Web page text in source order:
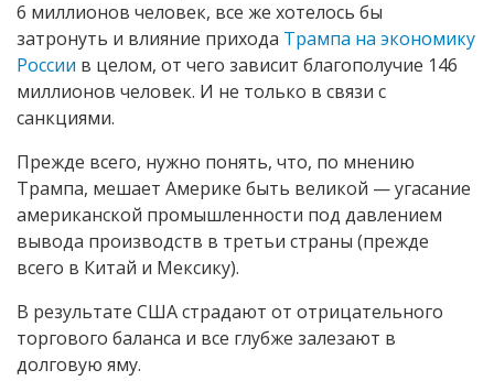
6 миллионов человек, все же хотелось бы
затронуть и влияние прихода Трампа на экономику
России в целом, от чего зависит благополучие 146
миллионов человек. И не только в связи с
санкциями.
Прежде всего, нужно понять, что, по мнению
Трампа, мешает Америке быть великой — угасание
американской промышленности под давлением
вывода производств в третьи страны (прежде
всего в Китай и Мексику).
В результате США страдают от отрицательного
торгового баланса и все глубже залезают в
долговую яму.